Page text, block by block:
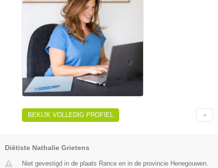
BEKIJK VOLLEDIG PROFIEL
Diëtiste Nathalie Grietens
Niet gevestigd in de plaats Rance en in de provincie Henegouwen.